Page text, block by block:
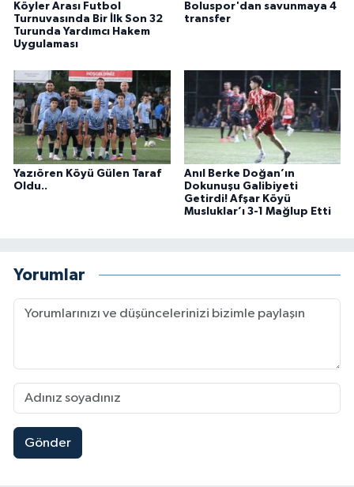
Köyler Arası Futbol
Turnuvasında Bir İlk Son 32
Turunda Yardımcı Hakem
Uygulaması
Boluspor'dan savunmaya 4
transfer
Yazıören Köyü Gülen Taraf
Oldu..
Anıl Berke Doğan’ın
Dokunuşu Galibiyeti
Getirdi! Afşar Köyü
Musluklar’ı 3-1 Mağlup Etti
Yorumlar
Gönder